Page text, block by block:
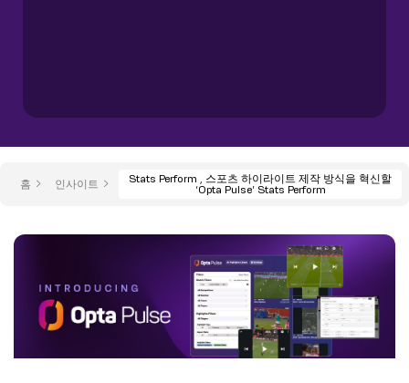
홈 인사이트
Stats Perform , 스포츠 하이라이트 제작 방식을 혁신할
‘Opta Pulse’ Stats Perform